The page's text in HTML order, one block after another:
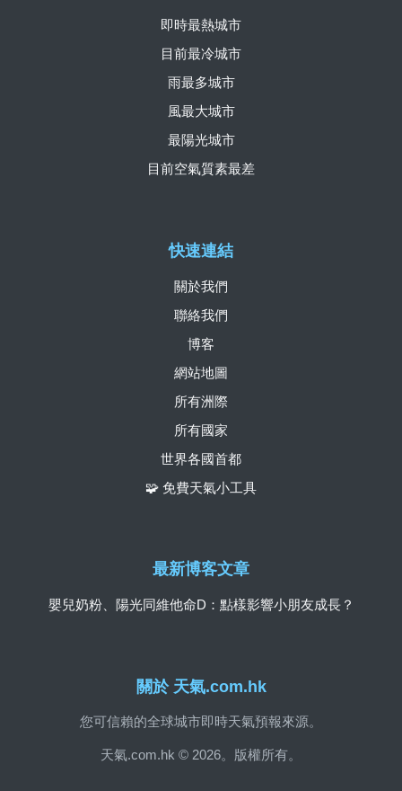
關於 天氣.com.hk
您可信賴的全球城市即時天氣預報來源。
天氣.com.hk © 2026。版權所有。
快速連結
關於我們
聯絡我們
博客
網站地圖
所有洲際
所有國家
世界各國首都
🧩 免費天氣小工具
即時最熱城市
目前最冷城市
雨最多城市
風最大城市
最陽光城市
目前空氣質素最差
最新博客文章
嬰兒奶粉、陽光同維他命D：點樣影響小朋友成長？